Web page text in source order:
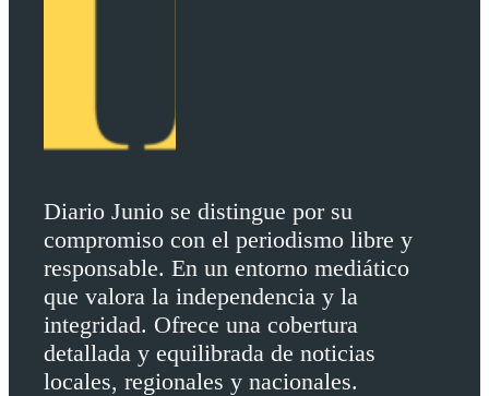
Diario Junio se distingue por su
compromiso con el periodismo libre y
responsable. En un entorno mediático
que valora la independencia y la
integridad. Ofrece una cobertura
detallada y equilibrada de noticias
locales, regionales y nacionales.